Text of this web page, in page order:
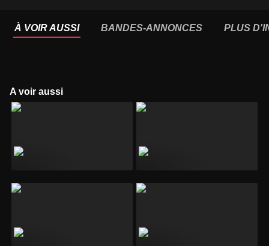
À VOIR AUSSI BANDES-ANNONCES PLUS
A voir aussi